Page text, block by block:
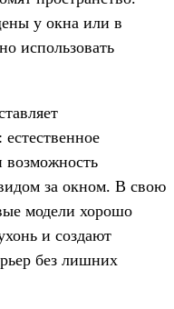
у окна или в
использовать
возможность
за окном. В свою
модели хорошо
и создают
без лишних